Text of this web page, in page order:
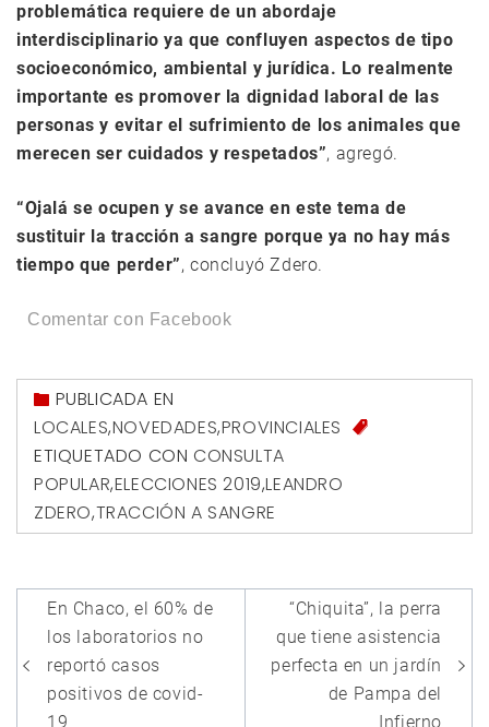
problemática requiere de un abordaje
interdisciplinario ya que confluyen aspectos de tipo
socioeconómico, ambiental y jurídica. Lo realmente
importante es promover la dignidad laboral de las
personas y evitar el sufrimiento de los animales que
merecen ser cuidados y respetados”, agregó.
“Ojalá se ocupen y se avance en este tema de
sustituir la tracción a sangre porque ya no hay más
tiempo que perder”, concluyó Zdero.
Comentar con Facebook
PUBLICADA EN
LOCALES,NOVEDADES,PROVINCIALES
ETIQUETADO CON CONSULTA
POPULAR,ELECCIONES 2019,LEANDRO
ZDERO,TRACCIÓN A SANGRE
Navegación
de
entradas
En Chaco, el 60% de
los laboratorios no
reportó casos
positivos de covid-
19
“Chiquita”, la perra
que tiene asistencia
perfecta en un jardín
de Pampa del
Infierno